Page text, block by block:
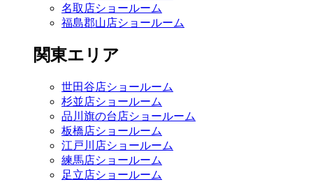
名取店ショールーム
福島郡山店ショールーム
関東エリア
世田谷店ショールーム
杉並店ショールーム
品川旗の台店ショールーム
板橋店ショールーム
江戸川店ショールーム
練馬店ショールーム
足立店ショールーム